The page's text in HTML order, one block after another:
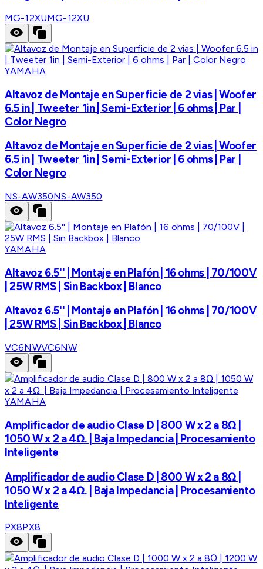
MG-12XUMG-12XU
YAMAHA
Altavoz de Montaje en Superficie de 2 vias | Woofer
6.5 in | Tweeter 1in | Semi-Exterior | 6 ohms | Par |
Color Negro
Altavoz de Montaje en Superficie de 2 vias | Woofer
6.5 in | Tweeter 1in | Semi-Exterior | 6 ohms | Par |
Color Negro
NS-AW350NS-AW350
YAMAHA
Altavoz 6.5'' | Montaje en Plafón | 16 ohms | 70/100V
| 25W RMS | Sin Backbox | Blanco
Altavoz 6.5'' | Montaje en Plafón | 16 ohms | 70/100V
| 25W RMS | Sin Backbox | Blanco
VC6NWVC6NW
YAMAHA
Amplificador de audio Clase D | 800 W x 2 a 8Ω |
1050 W x 2 a 4Ω. | Baja Impedancia | Procesamiento
Inteligente
Amplificador de audio Clase D | 800 W x 2 a 8Ω |
1050 W x 2 a 4Ω. | Baja Impedancia | Procesamiento
Inteligente
PX8PX8